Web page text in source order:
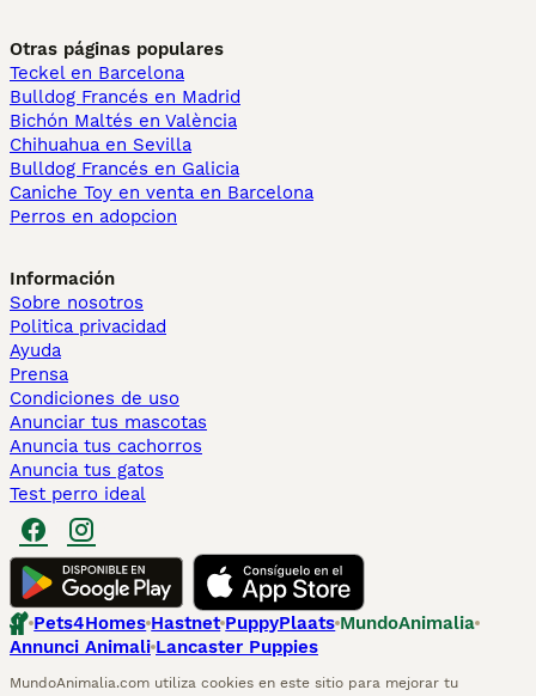
Otras páginas populares
Teckel en Barcelona
Bulldog Francés en Madrid
Bichón Maltés en València
Chihuahua en Sevilla
Bulldog Francés en Galicia
Caniche Toy en venta en Barcelona
Perros en adopcion
Información
Sobre nosotros
Politica privacidad
Ayuda
Prensa
Condiciones de uso
Anunciar tus mascotas
Anuncia tus cachorros
Anuncia tus gatos
Test perro ideal
Pets4Homes Hastnet PuppyPlaats MundoAnimalia
Annunci Animali Lancaster Puppies
MundoAnimalia.com utiliza cookies en este sitio para mejorar tu